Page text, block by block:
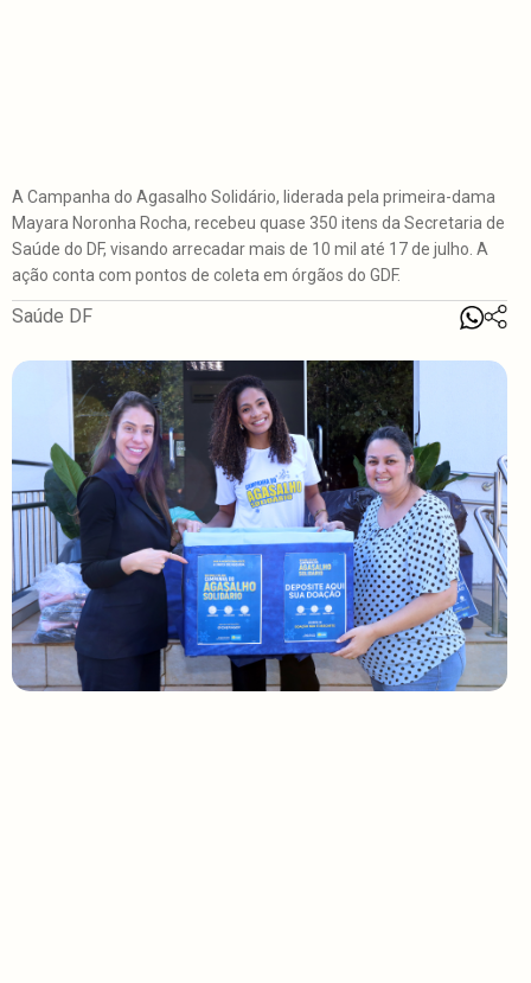
A Campanha do Agasalho Solidário, liderada pela primeira-dama
Mayara Noronha Rocha, recebeu quase 350 itens da Secretaria de
Saúde do DF, visando arrecadar mais de 10 mil até 17 de julho. A
ação conta com pontos de coleta em órgãos do GDF.
Saúde DF